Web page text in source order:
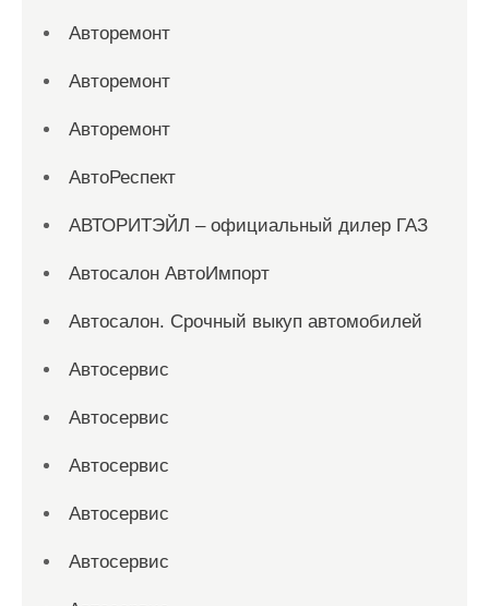
Авторемонт
Авторемонт
Авторемонт
АвтоРеспект
АВТОРИТЭЙЛ – официальный дилер ГАЗ
Автосалон АвтоИмпорт
Автосалон. Срочный выкуп автомобилей
Автосервис
Автосервис
Автосервис
Автосервис
Автосервис